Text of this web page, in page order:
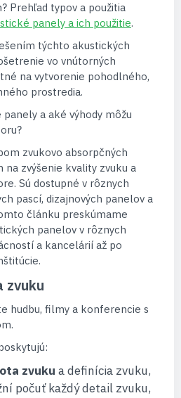
Prehľad typov a použitia
panely a ich použitie.
týchto akustických
vo vnútorných
na vytvorenie pohodlného,
prostredia.
a aké výhody môžu
zvukovo absorpčných
zvýšenie kvality zvuku a
Sú dostupné v rôznych
pascí, dizajnových panelov a
článku preskúmame
panelov v rôznych
a kancelárií až po
zvuku
hudbu, filmy a konferencie s
zvuku a definícia zvuku,
počuť každý detail zvuku,